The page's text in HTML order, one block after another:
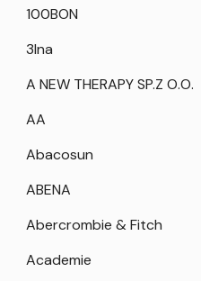
100BON
3Ina
A NEW THERAPY SP.Z O.O.
AA
Abacosun
ABENA
Abercrombie & Fitch
Academie